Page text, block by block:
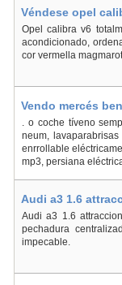
Véndese opel
Opel calibra v6
acondicionado,
cor vermella
Vendo mercés
. o coche tíveno
neum,
enrrollable
mp3, persiana
Audi a3 1.6
Audi a3 1.6
pechadura
impecable.